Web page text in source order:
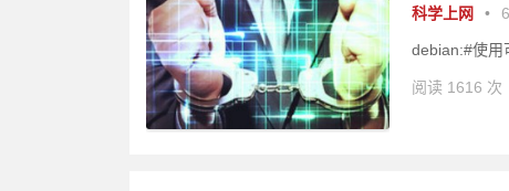
科学上网 •
debian:#使用
阅读 1616 次